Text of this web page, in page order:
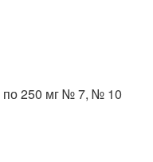
по 250 мг № 7, № 10